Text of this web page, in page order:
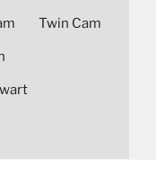
Twin Cam